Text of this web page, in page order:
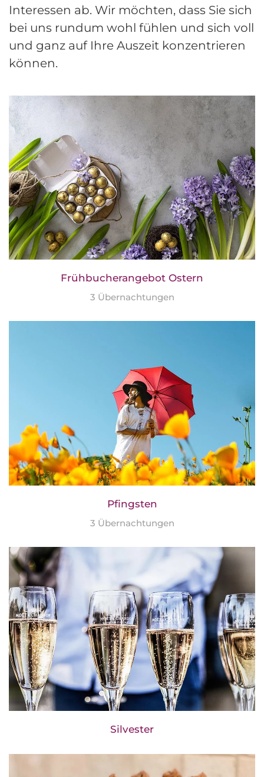
Interessen ab. Wir möchten, dass Sie sich
bei uns rundum wohl fühlen und sich voll
und ganz auf Ihre Auszeit konzentrieren
können.
Frühbucherangebot Ostern
3 Übernachtungen
Pfingsten
3 Übernachtungen
Silvester